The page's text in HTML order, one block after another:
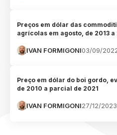
Preços em dólar das
agrícolas em agosto, de 2013 a
IVAN FORMIGONI03/09/
Preço em dólar do boi gordo,
de 2010 a parcial de 2021
IVAN FORMIGONI27/12/2023